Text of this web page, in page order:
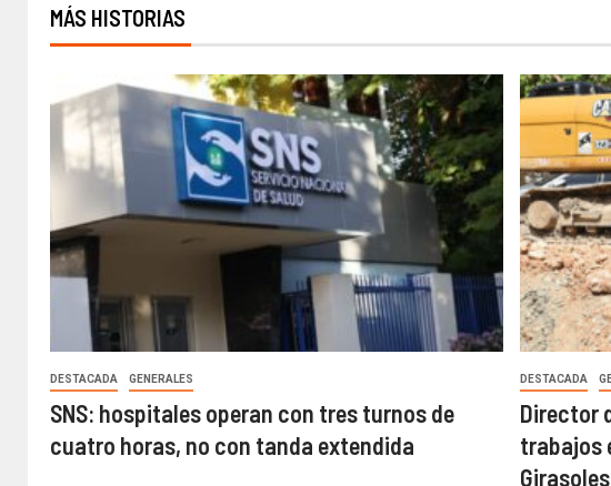
MÁS HISTORIAS
DESTACADA GENERALES
SNS: hospitales operan con tres turnos de
cuatro horas, no con tanda extendida
DESTACADA
Director
trabajos